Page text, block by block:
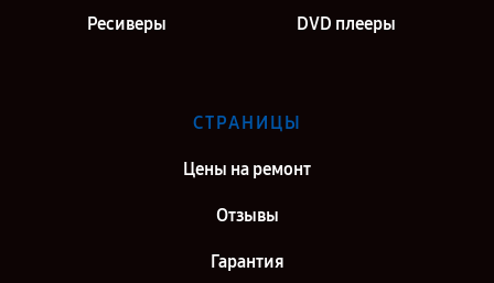
Ресиверы DVD плееры
СТРАНИЦЫ
Цены на ремонт
Отзывы
Гарантия